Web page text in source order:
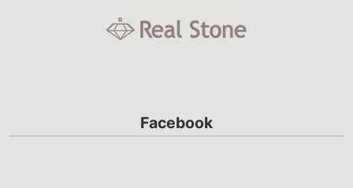
Facebook